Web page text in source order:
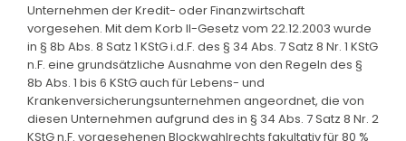
Unternehmen der Kredit- oder Finanzwirtschaft
vorgesehen. Mit dem Korb II-Gesetz vom 22.12.2003 wurde
in § 8b Abs. 8 Satz 1 KStG i.d.F. des § 34 Abs. 7 Satz 8 Nr. 1 KStG
n.F. eine grundsätzliche Ausnahme von den Regeln des §
8b Abs. 1 bis 6 KStG auch für Lebens- und
Krankenversicherungsunternehmen angeordnet, die von
diesen Unternehmen aufgrund des in § 34 Abs. 7 Satz 8 Nr. 2
KStG n.F. vorgesehenen Blockwahlrechts fakultativ für 80 %